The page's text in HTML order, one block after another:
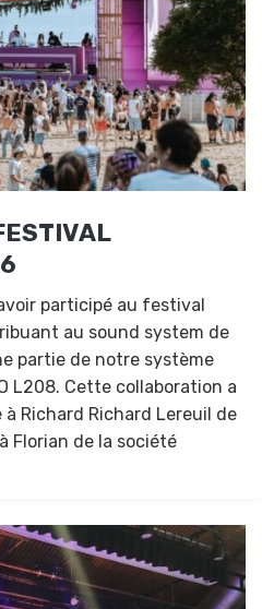
participé au festival
au sound system de
partie de notre système
L208. Cette collaboration a
Richard Richard Lereuil de
Florian de la société